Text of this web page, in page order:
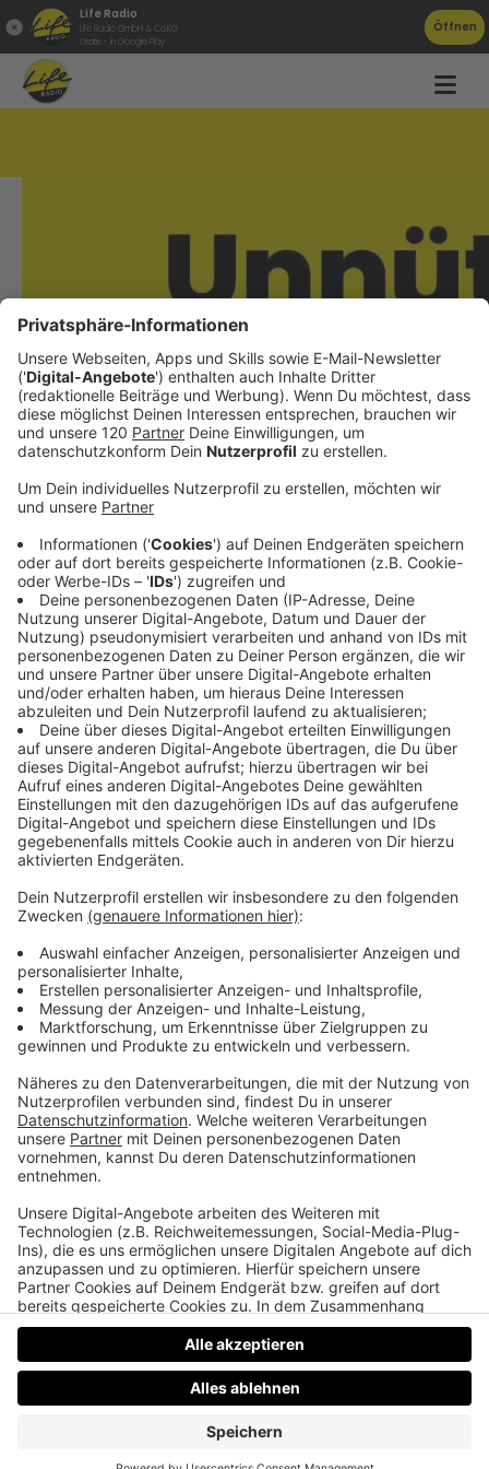
Life Radio
Life Radio GmbH & Co.KG
Gratis - in Google Play
Öffnen
Alf als deutscher Bundeskanzler
Warum der Mambo Nr. 5 eigentlich die 5 im Namen
hat, warum die Filmreihe „Zurück in die Zukunft“
eigentlich mit einem anderen Hauptdarsteller
gedreht worden ist, und wie Alf in den 90ern
deutscher Kanzler werden wollte.
DatenschutzImpressumAGBsJobsKontaktWerben